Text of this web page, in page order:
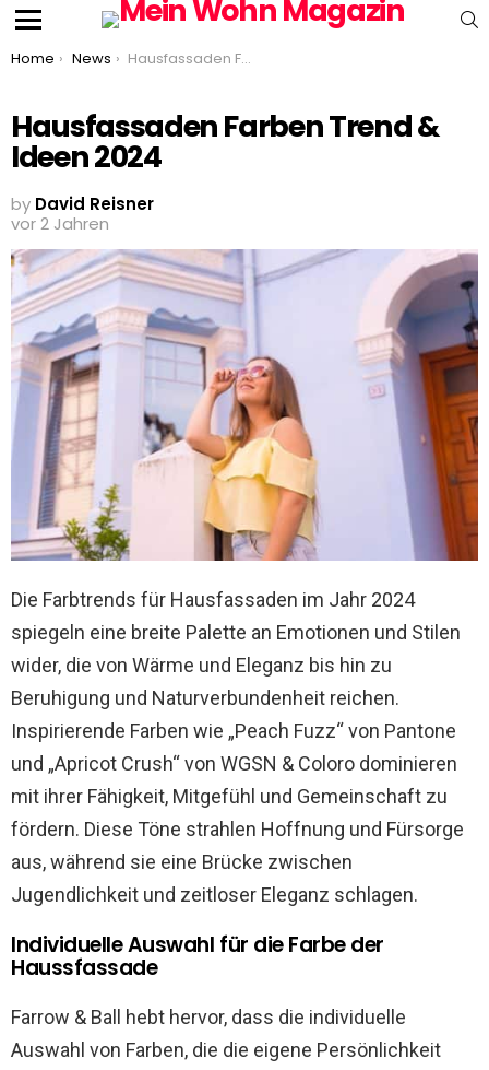
You are here:
Home News Hausfassaden Farben Trend & Ideen 2024
Hausfassaden Farben Trend &
Ideen 2024
by David Reisner
vor 2 Jahren
Die Farbtrends für Hausfassaden im Jahr 2024
spiegeln eine breite Palette an Emotionen und Stilen
wider, die von Wärme und Eleganz bis hin zu
Beruhigung und Naturverbundenheit reichen.
Inspirierende Farben wie „Peach Fuzz“ von Pantone
und „Apricot Crush“ von WGSN & Coloro dominieren
mit ihrer Fähigkeit, Mitgefühl und Gemeinschaft zu
fördern. Diese Töne strahlen Hoffnung und Fürsorge
aus, während sie eine Brücke zwischen
Jugendlichkeit und zeitloser Eleganz schlagen.
Individuelle Auswahl für die Farbe der
Haussfassade
Farrow & Ball hebt hervor, dass die individuelle
Auswahl von Farben, die die eigene Persönlichkeit